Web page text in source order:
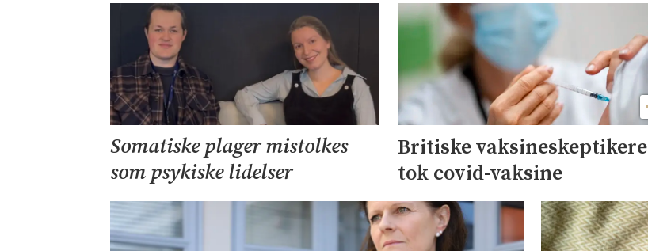
Somatiske plager mistolkes
som psykiske lidelser
Britiske vaksineskeptikere
tok covid-vaksine